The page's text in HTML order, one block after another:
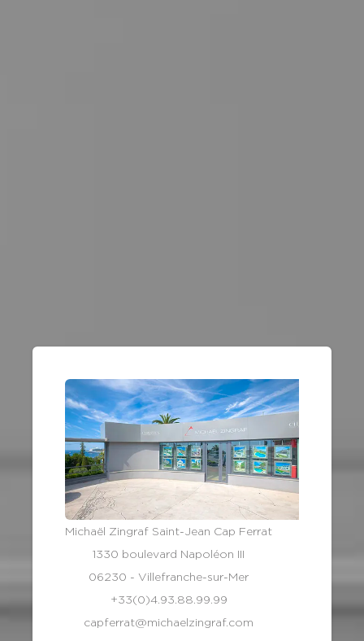
Michaël Zingraf Saint-Jean Cap Ferrat
1330 boulevard Napoléon III
06230 - Villefranche-sur-Mer
+33(0)4.93.88.99.99
capferrat@michaelzingraf.com